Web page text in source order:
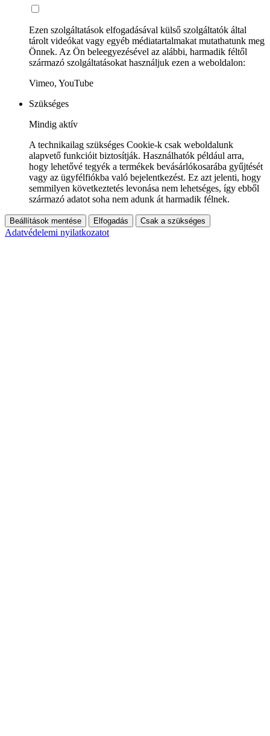
Ezen szolgáltatások elfogadásával külső szolgáltatók által
tárolt videókat vagy egyéb médiatartalmakat mutathatunk meg
Önnek. Az Ön beleegyezésével az alábbi, harmadik féltől
származó szolgáltatásokat használjuk ezen a weboldalon:
Vimeo, YouTube
Szükséges
Mindig aktív
A technikailag szükséges Cookie-k csak weboldalunk
alapvető funkcióit biztosítják. Használhatók például arra,
hogy lehetővé tegyék a termékek bevásárlókosarába gyűjtését
vagy az ügyfélfiókba való bejelentkezést. Ez azt jelenti, hogy
semmilyen következtetés levonása nem lehetséges, így ebből
származó adatot soha nem adunk át harmadik félnek.
Beállítások mentése Elfogadás Csak a szükséges
Adatvédelemi nyilatkozatot